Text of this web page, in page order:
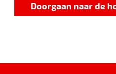
Doorgaan naar de